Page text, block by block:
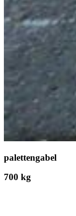
palettengabel
700 kg